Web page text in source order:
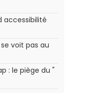
accessibilité
voit pas au
: le piège du "